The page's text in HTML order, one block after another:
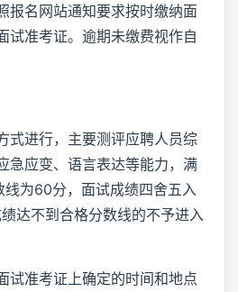
报名网站通知要求按时缴纳面
试准考证。逾期未缴费视作自
式进行，主要测评应聘人员综
急应变、语言表达等能力，满
为60分，面试成绩四舍五入
达不到合格分数线的不予进入
试准考证上确定的时间和地点